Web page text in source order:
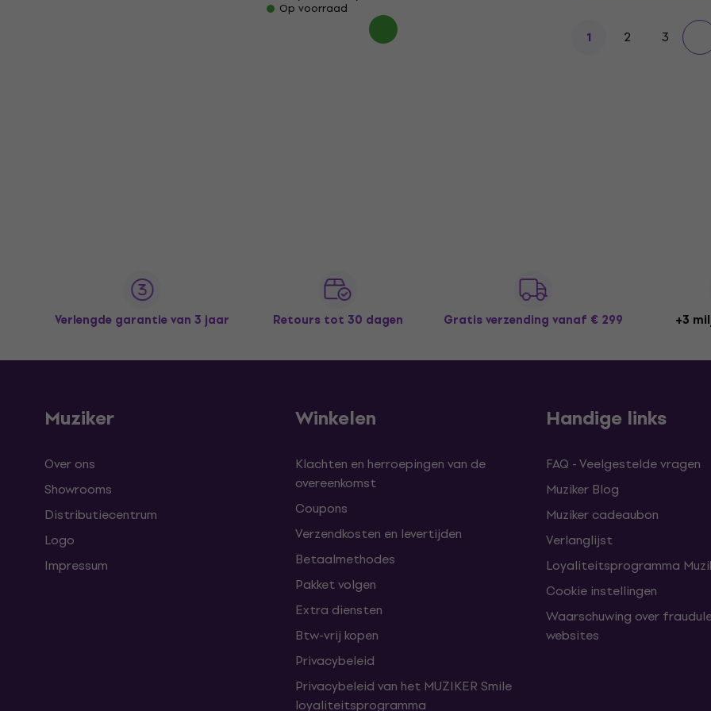
Op voorraad
1 2 3
Verlengde garantie van 3 jaar Retours tot 30 dagen Gratis verzending vanaf € 299 +3
Muziker
Over ons
Showrooms
Distributiecentrum
Logo
Impressum
Winkelen
Klachten en herroepingen van de
overeenkomst
Coupons
Verzendkosten en levertijden
Betaalmethodes
Pakket volgen
Extra diensten
Btw-vrij kopen
Privacybeleid
Privacybeleid van het MUZIKER Smile
loyaliteitsprogramma
Handige links
FAQ - Veelgestelde vragen
Muziker Blog
Muziker cadeaubon
Verlanglijst
Loyaliteitsprogramma
Cookie instellingen
Waarschuwing over
websites